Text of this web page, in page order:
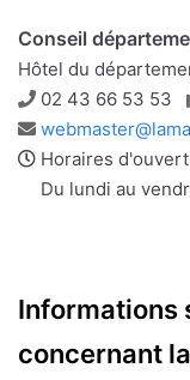
Conseil
Hôtel du
Téléphone
02 43 66 53 53
Adresse
e-
mail
Horaires
Du lundi au
Informations
concernant